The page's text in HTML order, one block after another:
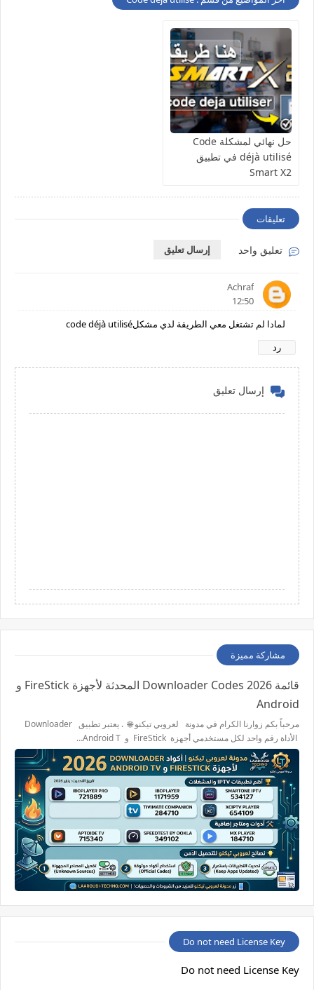
حل نهائي لمشكلة Code
déjà utilisé في تطبيق
Smart X2
تعليقات
تعليق واحد إرسال تعليق
Achraf
12:50
لمادا لم تشتغل معي الطريقة لدي مشكلcode déjà utilisé
رد
إرسال تعليق
مشاركة مميزة
قائمة 2026 Downloader Codes المحدثة لأجهزة FireStick و
Android
مرحباً بكم زوارنا الكرام في مدونة لعروبي تيكنو 🌐 . يعتبر تطبيق Downloader
الأداة رقم واحد لكل مستخدمي أجهزة FireStick و Android T…
Do not need License Key
Do not need License Key